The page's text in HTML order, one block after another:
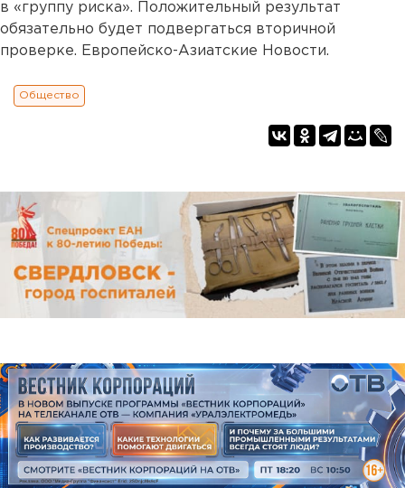
в «группу риска». Положительный результат
обязательно будет подвергаться вторичной
проверке. Европейско-Азиатские Новости.
Общество